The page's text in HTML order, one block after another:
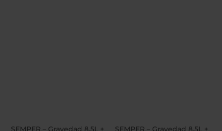
SEMPER – Gravedad 8,5L + SEMPER – Gravedad 8,5L +